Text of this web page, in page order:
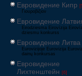
Евровидение Кипр
Γιουροβίζιον
Евровидение
Eirodziesma Eirovīzija
dziesmu konkurss
Евровидение Литва
Eurovizijoje Eurovizija
dainų konkursas
Евровидение
Лихтенштейн [6]